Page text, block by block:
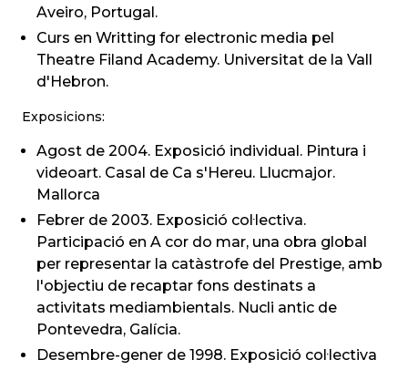
Aveiro, Portugal.
Curs en Writting for electronic media pel
Theatre Filand Academy. Universitat de la Vall
d'Hebron.
Exposicions:
Agost de 2004. Exposició individual. Pintura i
videoart. Casal de Ca s'Hereu. Llucmajor.
Mallorca
Febrer de 2003. Exposició col·lectiva.
Participació en A cor do mar, una obra global
per representar la catàstrofe del Prestige, amb
l'objectiu de recaptar fons destinats a
activitats mediambientals. Nucli antic de
Pontevedra, Galícia.
Desembre-gener de 1998. Exposició col·lectiva